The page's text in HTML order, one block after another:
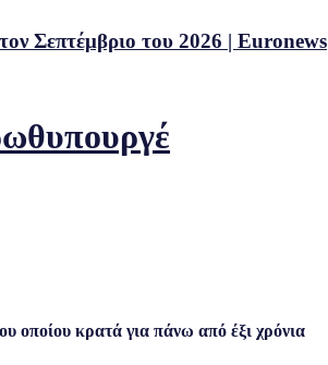
Σεπτέμβριο του 2026 | Euronews
οποίου κρατά για πάνω από έξι χρόνια